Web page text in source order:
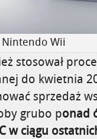
Nintendo Wii
stosował
do kwietnia
sprzedaż
grubo ponad
w ciągu